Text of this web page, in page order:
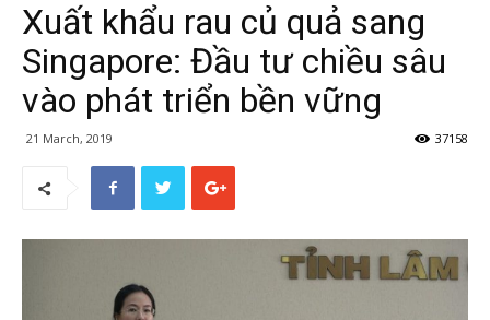
Xuất khẩu rau củ quả sang
Singapore: Đầu tư chiều sâu
vào phát triển bền vững
21 March, 2019 37158